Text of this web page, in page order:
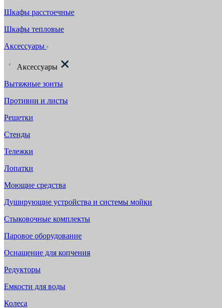
Шкафы расстоечные
Шкафы тепловые
Аксессуары
Аксессуары
Вытяжные зонты
Противни и листы
Решетки
Стенды
Тележки
Лопатки
Моющие средства
Душирующие устройства и системы мойки
Стыковочные комплекты
Паровое оборудование
Оснащение для копчения
Редукторы
Емкости для воды
Колеса